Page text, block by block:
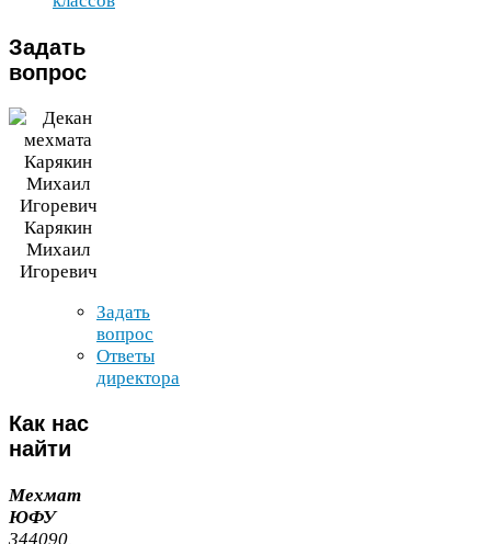
Задать
вопрос
Карякин
Михаил
Игоревич
Задать
вопрос
Ответы
директора
Как нас
найти
Мехмат
ЮФУ
344090